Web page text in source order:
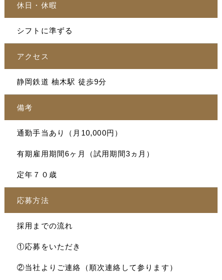
休日・休暇
シフトに準ずる
アクセス
静岡鉄道 柚木駅 徒歩9分
備考
通勤手当あり（月10,000円）
有期雇用期間6ヶ月（試用期間3ヵ月）
定年７０歳
応募方法
採用までの流れ
①応募をいただき
②当社よりご連絡（順次連絡して参ります）